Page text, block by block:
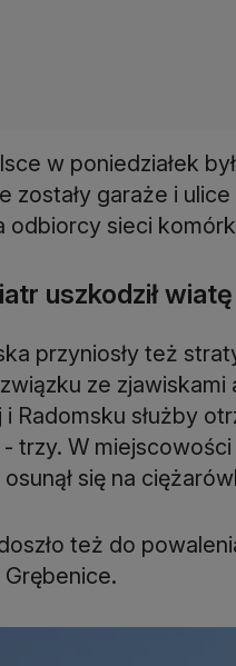
w poniedziałek
zostały garaże i
odbiorcy sieci
uszkodził
przyniosły też
ze
Radomsku służby
trzy. W
się na
też do